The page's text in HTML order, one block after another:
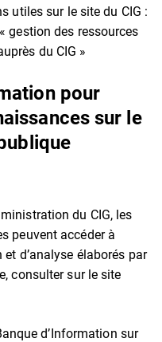
utiles sur le site du CIG :
gestion des ressources
du CIG »
pour
sur le
du CIG, les
peuvent accéder à
d’analyse élaborés par
consulter sur le site
d’Information sur